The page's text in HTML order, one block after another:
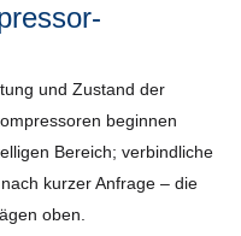
und Zustand der
beginnen
Bereich; verbindliche
kurzer Anfrage – die
oben.